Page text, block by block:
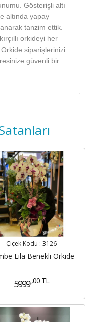
Gösterişli altı
altında yapay
tanzim ettik.
orkideyi her
siparişlerinizi
güvenli bir
Çiçek Kodu : 3126
Lila Benekli Orkide
5999 ,00 TL